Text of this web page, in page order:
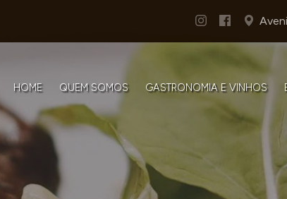
HOME QUEM SOMOS GASTRONOMIA E VINHOS